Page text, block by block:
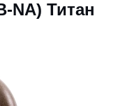
NA) Титан